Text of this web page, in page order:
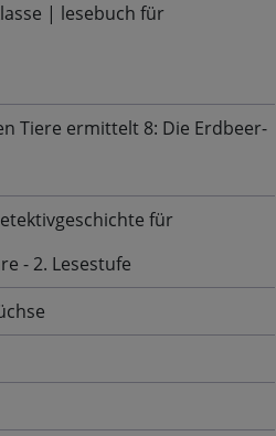
| lesebuch für
Tiere ermittelt 8: Die Erdbeer-
für
- 2. Lesestufe